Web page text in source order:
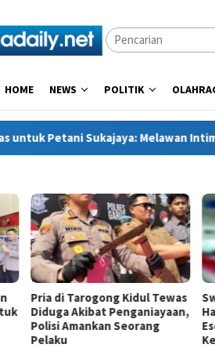
HOME NEWS POLITIK
Melawan Intimidasi, Menjaga
Pria di Tarogong Kidul Tewas
Diduga Akibat Penganiayaan,
Polisi Amankan Seorang
Pelaku